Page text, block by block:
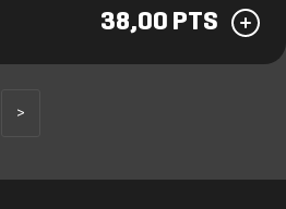
38,00 PTS
>